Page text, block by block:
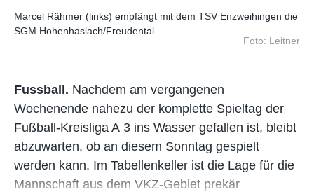
Marcel Rähmer (links) empfängt mit dem TSV Enzweihingen die
SGM Hohenhaslach/Freudental.
Foto: Leitner
Fussball. Nachdem am vergangenen
Wochenende nahezu der komplette Spieltag der
Fußball-Kreisliga A 3 ins Wasser gefallen ist, bleibt
abzuwarten, ob an diesem Sonntag gespielt
werden kann. Im Tabellenkeller ist die Lage für die
Mannschaft aus dem VKZ-Gebiet prekär